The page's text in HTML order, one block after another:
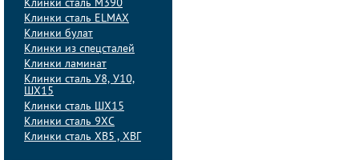
Клинки сталь M390
Клинки сталь ELMAX
Клинки булат
Клинки из спецсталей
Клинки ламинат
Клинки сталь У8, У10,
ШХ15
Клинки сталь ШХ15
Клинки сталь 9ХС
Клинки сталь ХВ5 , ХВГ